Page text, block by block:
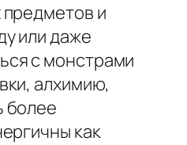
предметов и
или даже
с монстрами
алхимию,
более
как